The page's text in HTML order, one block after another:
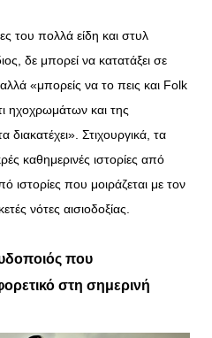
του πολλά είδη και στυλ
δε μπορεί να κατατάξει σε
«μπορείς να το πεις και Folk
ηχοχρωμάτων και της
Στιχουργικά, τα
καθημερινές ιστορίες από
που μοιράζεται με τον
νότες αισιοδοξίας.
που
στη σημερινή